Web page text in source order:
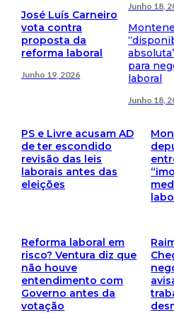
José Luís Carneiro
vota contra
proposta da
reforma laboral
Junho 19, 2026
Junho 18,
para
laboral
Junho 18,
PS e Livre acusam AD
de ter escondido
revisão das leis
laborais antes das
eleições
Reforma laboral em
risco? Ventura diz que
não houve
entendimento com
Governo antes da
votação